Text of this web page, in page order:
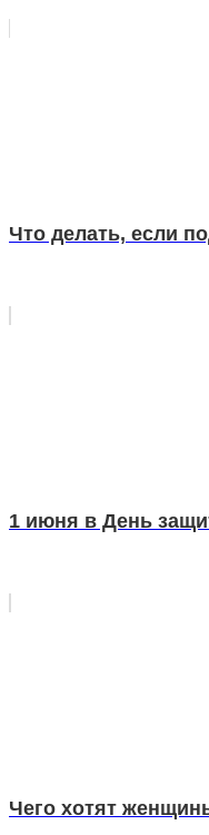
Что делать, если
1 июня в День
Чего хотят